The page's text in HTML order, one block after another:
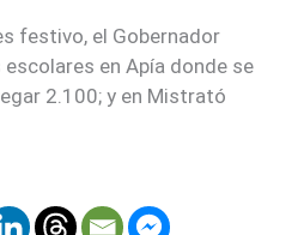
festivo, el Gobernador
en Apía donde se
2.100; y en Mistrató